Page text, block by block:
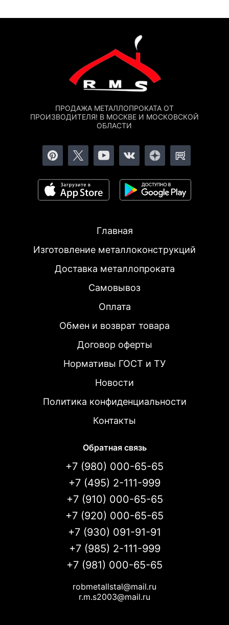
ПРОДАЖА МЕТАЛЛОПРОКАТА ОТ
ПРОИЗВОДИТЕЛЯ! В МОСКВЕ И МОСКОВСКОЙ
ОБЛАСТИ
Главная
Изготовление металлоконструкций
Доставка металлопроката
Самовывоз
Оплата
Обмен и возврат товара
Договор оферты
Нормативы ГОСТ и ТУ
Новости
Политика конфиденциальности
Контакты
Обратная связь
+7 (980) 000-65-65
+7 (495) 2-111-999
+7 (910) 000-65-65
+7 (920) 000-65-65
+7 (930) 091-91-91
+7 (985) 2-111-999
+7 (981) 000-65-65
robmetallstal@mail.ru
r.m.s2003@mail.ru